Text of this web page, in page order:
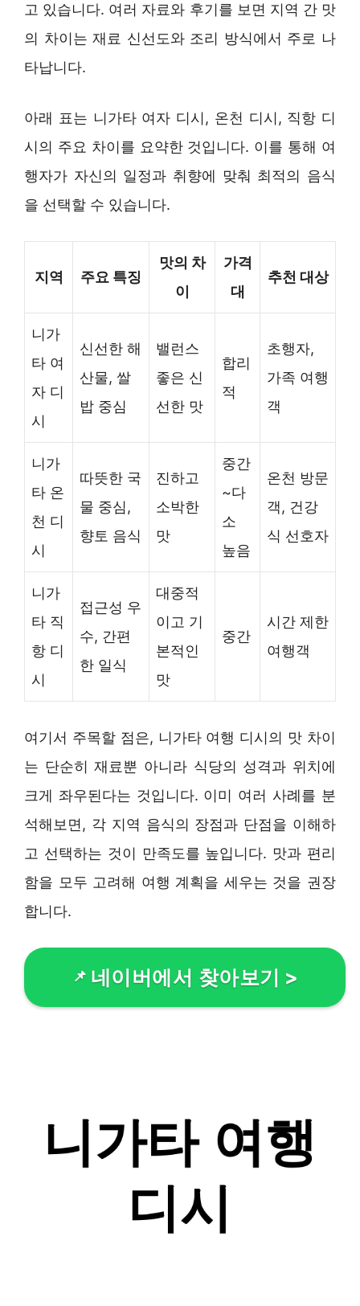
고 있습니다. 여러 자료와 후기를 보면 지역 간 맛
의 차이는 재료 신선도와 조리 방식에서 주로 나
타납니다.
아래 표는 니가타 여자 디시, 온천 디시, 직항 디
시의 주요 차이를 요약한 것입니다. 이를 통해 여
행자가 자신의 일정과 취향에 맞춰 최적의 음식
을 선택할 수 있습니다.
지역 주요 특징
맛의 차
이
가격
대
추천 대상
니가
타 여
자 디
시
신선한 해
산물, 쌀
밥 중심
밸런스
좋은 신
선한 맛
합리
적
초행자,
가족 여행
객
니가
타 온
천 디
시
따뜻한 국
물 중심,
향토 음식
진하고
소박한
맛
중간
~다
소
높음
온천 방문
객, 건강
식 선호자
니가
타 직
항 디
시
접근성 우
수, 간편
한 일식
대중적
이고 기
본적인
맛
중간
시간 제한
여행객
여기서 주목할 점은, 니가타 여행 디시의 맛 차이
는 단순히 재료뿐 아니라 식당의 성격과 위치에
크게 좌우된다는 것입니다. 이미 여러 사례를 분
석해보면, 각 지역 음식의 장점과 단점을 이해하
고 선택하는 것이 만족도를 높입니다. 맛과 편리
함을 모두 고려해 여행 계획을 세우는 것을 권장
합니다.
네이버에서 찾아보기 >